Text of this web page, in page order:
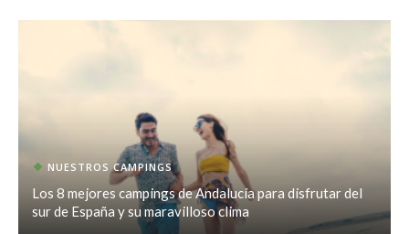
NUESTROS CAMPINGS
Los 8 mejores campings de Andalucía para disfrutar del
sur de España y su maravilloso clima